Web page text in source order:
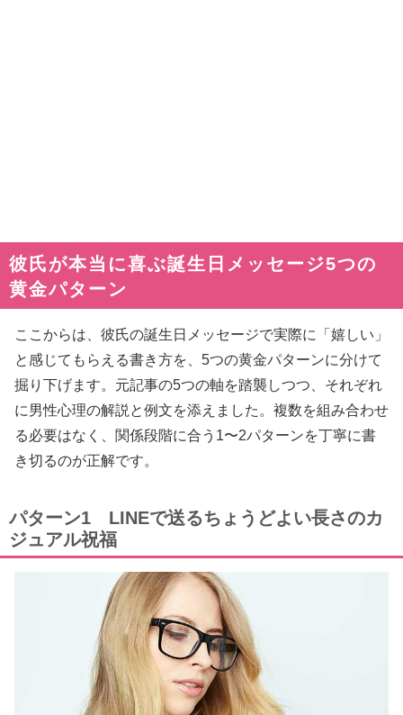
彼氏が本当に喜ぶ誕生日メッセージ5つの
黄金パターン
ここからは、彼氏の誕生日メッセージで実際に「嬉しい」
と感じてもらえる書き方を、5つの黄金パターンに分けて
掘り下げます。元記事の5つの軸を踏襲しつつ、それぞれ
に男性心理の解説と例文を添えました。複数を組み合わせ
る必要はなく、関係段階に合う1〜2パターンを丁寧に書
き切るのが正解です。
パターン1 LINEで送るちょうどよい長さのカ
ジュアル祝福